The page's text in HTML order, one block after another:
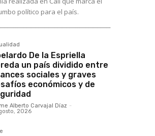
político para el país.
De la Espriella
un país dividido entre
sociales y graves
económicos y de
Alberto Carvajal Díaz -
2026